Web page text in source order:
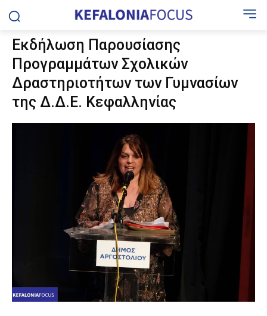
Εκδήλωση Παρουσίασης
Προγραμμάτων Σχολικών
Δραστηριοτήτων των Γυμνασίων
της Δ.Δ.Ε. Κεφαλληνίας